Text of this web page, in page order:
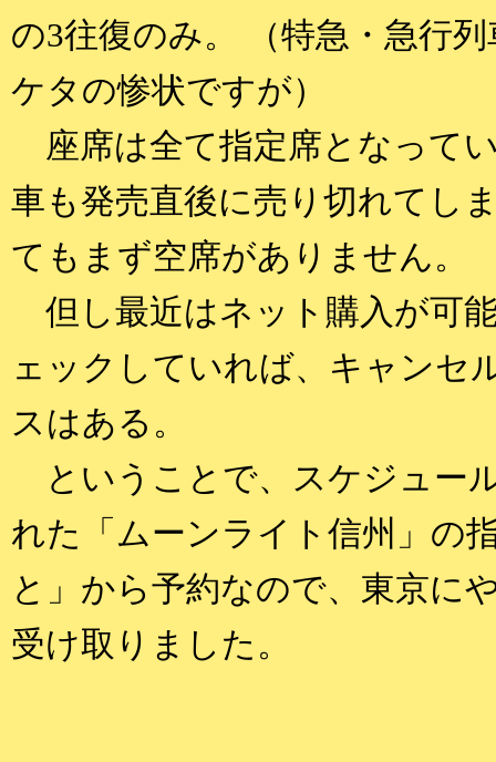
の3往復のみ。 （特急・急行
ケタの惨状ですが）
座席は全て指定席となって
車も発売直後に売り切れてし
てもまず空席がありません。
但し最近はネット購入が可
ェックしていれば、キャンセ
スはある。
ということで、スケジュー
れた「ムーンライト信州」の
と」から予約なので、東京に
受け取りました。